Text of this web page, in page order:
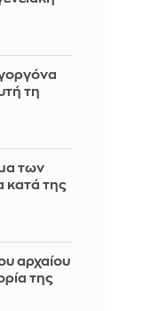
τη
των
κατά της
αρχαίου
της